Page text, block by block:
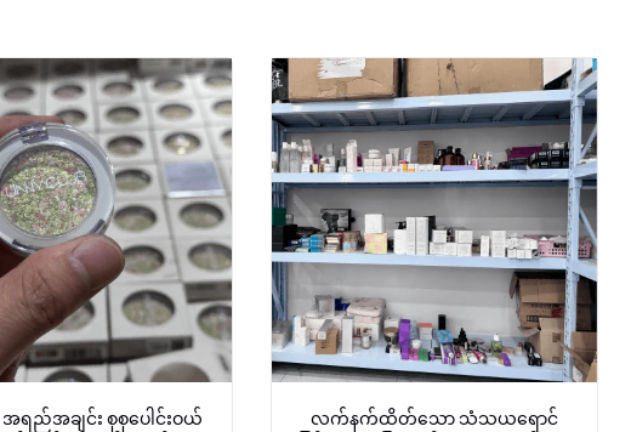
ရည်အချင်း စုစုပေါင်းဝယ်
လက်နက်ထိတ်သော သံသယရောင်